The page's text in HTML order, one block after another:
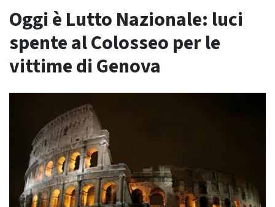
Oggi è Lutto Nazionale: luci
spente al Colosseo per le
vittime di Genova